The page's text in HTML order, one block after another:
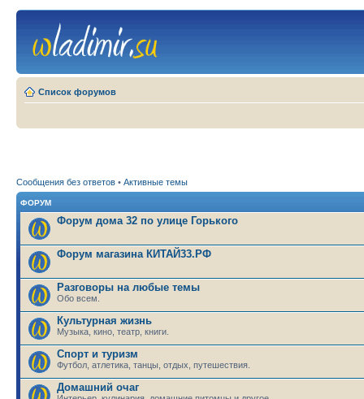
Список форумов
Сообщения без ответов • Активные темы
ФОРУМ
Форум дома 32 по улице Горького
Форум магазина КИТАЙ33.РФ
Разговоры на любые темы
Обо всем.
Культурная жизнь
Музыка, кино, театр, книги.
Спорт и туризм
Футбол, атлетика, танцы, отдых, путешествия.
Домашний очаг